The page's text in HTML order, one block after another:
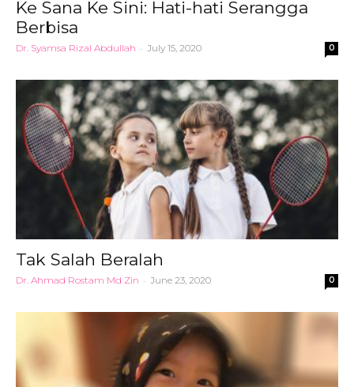
Ke Sana Ke Sini: Hati-hati Serangga
Berbisa
Dr. Syamsa Rizal Abdullah - July 15, 2020 0
Tak Salah Beralah
Dr. Ahmad Rostam Md Zin - June 23, 2020 0